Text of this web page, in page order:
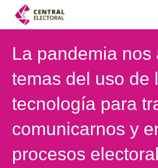
La pandemia nos
temas del uso de
tecnología para
comunicarnos y
procesos